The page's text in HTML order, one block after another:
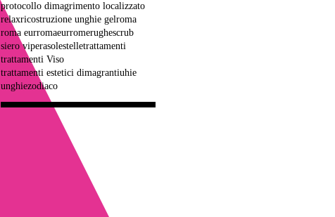
protocollo dimagrimento localizzato
relaxricostruzione unghie gelroma
roma eurromaeurromerughescrub
siero viperasolestelletrattamenti
trattamenti Viso
trattamenti estetici dimagrantiuhie
unghiezodiaco